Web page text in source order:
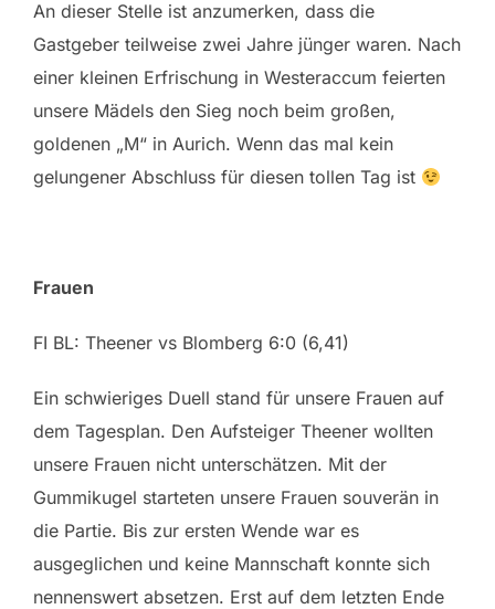
An dieser Stelle ist anzumerken, dass die
Gastgeber teilweise zwei Jahre jünger waren. Nach
einer kleinen Erfrischung in Westeraccum feierten
unsere Mädels den Sieg noch beim großen,
goldenen „M“ in Aurich. Wenn das mal kein
gelungener Abschluss für diesen tollen Tag ist
Frauen
FI BL: Theener vs Blomberg 6:0 (6,41)
Ein schwieriges Duell stand für unsere Frauen auf
dem Tagesplan. Den Aufsteiger Theener wollten
unsere Frauen nicht unterschätzen. Mit der
Gummikugel starteten unsere Frauen souverän in
die Partie. Bis zur ersten Wende war es
ausgeglichen und keine Mannschaft konnte sich
nennenswert absetzen. Erst auf dem letzten Ende